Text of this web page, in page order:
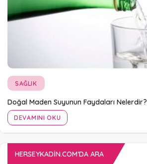
SAĞLIK
Doğal Maden Suyunun Faydaları Nelerdir?
DEVAMINI OKU
HERSEYKADIN.COM’DA ARA